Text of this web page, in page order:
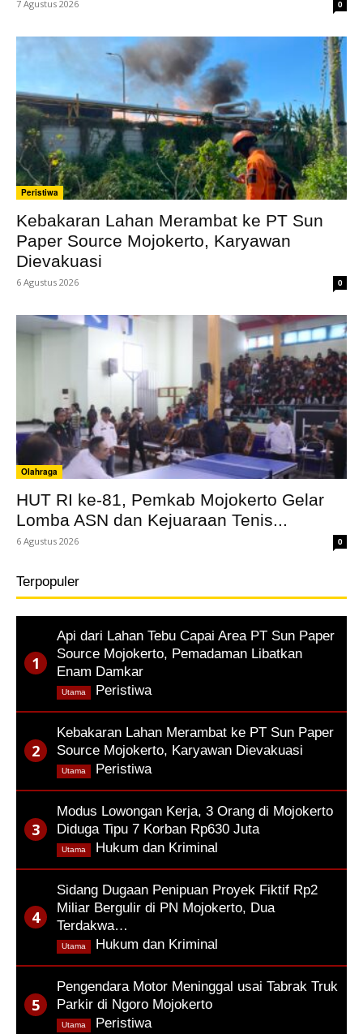
7 Agustus 2026 0
Peristiwa
Kebakaran Lahan Merambat ke PT Sun
Paper Source Mojokerto, Karyawan
Dievakuasi
6 Agustus 2026 0
Olahraga
HUT RI ke-81, Pemkab Mojokerto Gelar
Lomba ASN dan Kejuaraan Tenis...
6 Agustus 2026 0
Terpopuler
Api dari Lahan Tebu Capai Area PT Sun Paper
Source Mojokerto, Pemadaman Libatkan
Enam Damkar
Peristiwa
Utama
Kebakaran Lahan Merambat ke PT Sun Paper
Source Mojokerto, Karyawan Dievakuasi
Peristiwa
Utama
Modus Lowongan Kerja, 3 Orang di Mojokerto
Diduga Tipu 7 Korban Rp630 Juta
Hukum dan Kriminal
Utama
Sidang Dugaan Penipuan Proyek Fiktif Rp2
Miliar Bergulir di PN Mojokerto, Dua
Terdakwa…
Hukum dan Kriminal
Utama
Pengendara Motor Meninggal usai Tabrak Truk
Parkir di Ngoro Mojokerto
Peristiwa
Utama